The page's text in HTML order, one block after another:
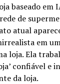
baseado em
de
atual
em
loja. Ela
confiável e
da loja.